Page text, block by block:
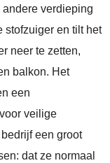
verdieping
stofzuiger en tilt het
neer te zetten,
balkon. Het
een
veilige
een groot
dat ze normaal